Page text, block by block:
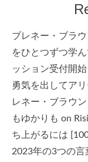
ブレネー・ブラ
をひとつずつ学
ッション受付開
勇気を出してア
レネー・ブラウ
もゆかりも on
ち上がるには
2023年の3つの言